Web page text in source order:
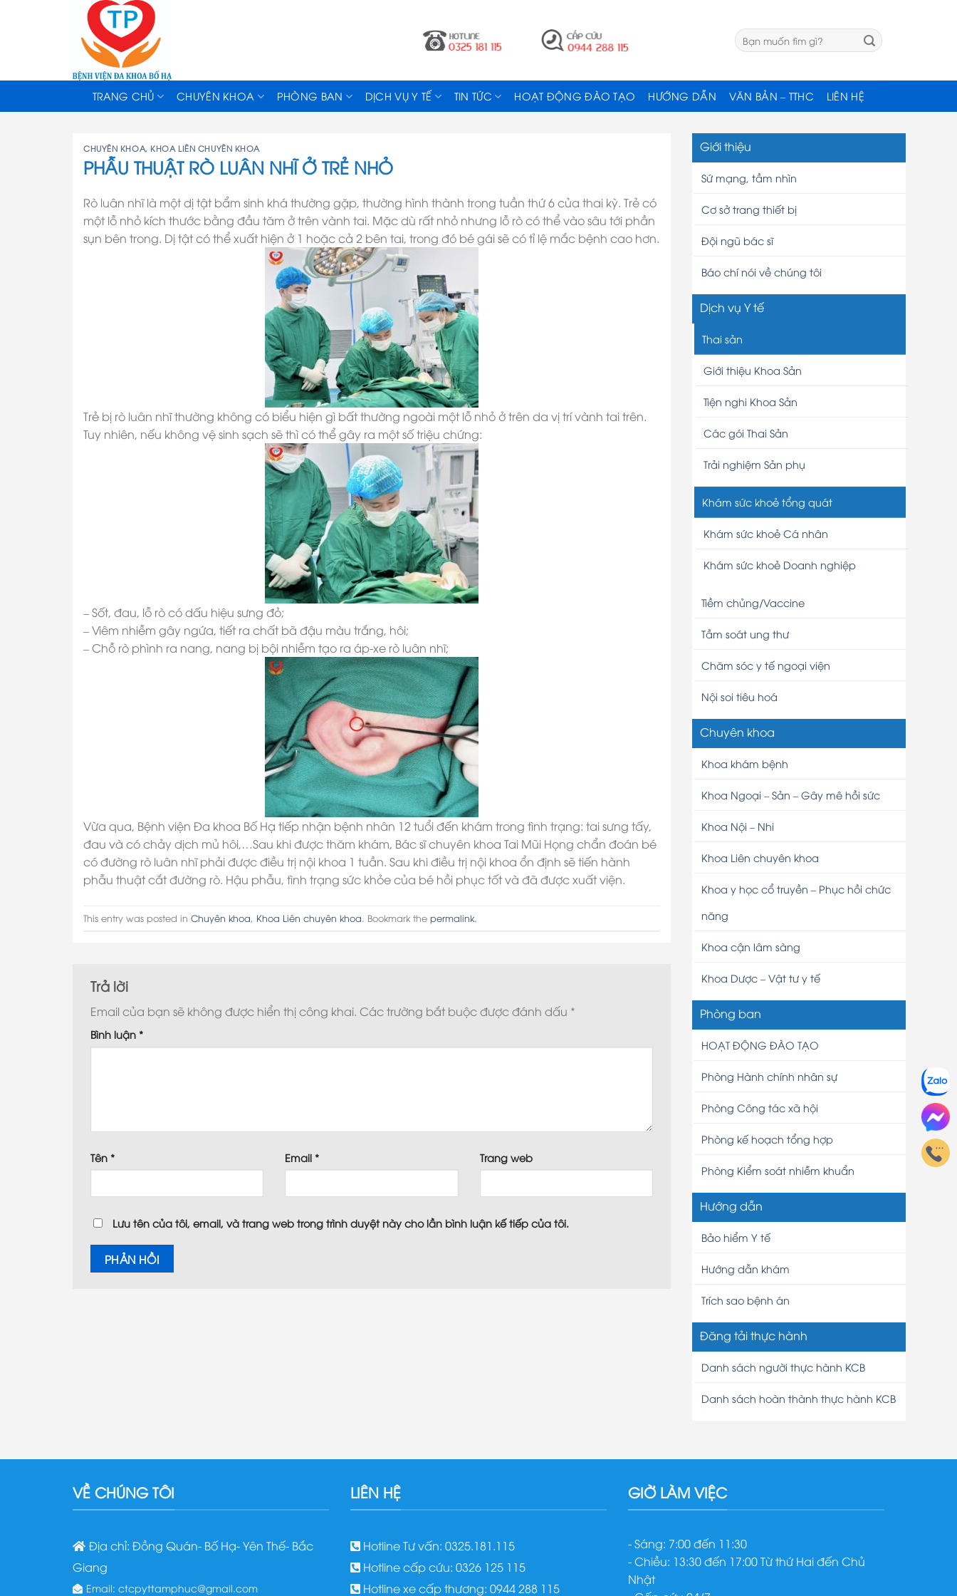
TRANG CHỦ CHUYÊN KHOA PHÒNG BAN DỊCH VỤ Y TẾ TIN TỨC HOẠT ĐỘNG ĐÀO TẠO HƯỚNG DẪN VĂN BẢN – TTHC LIÊN HỆ
CHUYÊN KHOA, KHOA LIÊN CHUYÊN KHOA
PHẪU THUẬT RÒ LUÂN NHĨ Ở TRẺ NHỎ
Rò luân nhĩ là một dị tật bẩm sinh khá thường gặp, thường hình thành trong tuần thứ 6 của thai kỳ. Trẻ có
một lỗ nhỏ kích thước bằng đầu tăm ở trên vành tai. Mặc dù rất nhỏ nhưng lỗ rò có thể vào sâu tới phần
sụn bên trong. Dị tật có thể xuất hiện ở 1 hoặc cả 2 bên tai, trong đó bé gái sẽ có tỉ lệ mắc bệnh cao hơn.
Trẻ bị rò luân nhĩ thường không có biểu hiện gì bất thường ngoài một lỗ nhỏ ở trên da vị trí vành tai trên.
Tuy nhiên, nếu không vệ sinh sạch sẽ thì có thể gây ra một số triệu chứng:
– Sốt, đau, lỗ rò có dấu hiệu sưng đỏ;
– Viêm nhiễm gây ngứa, tiết ra chất bã đậu màu trắng, hôi;
– Chỗ rò phình ra nang, nang bị bội nhiễm tạo ra áp-xe rò luân nhĩ;
Vừa qua, Bệnh viện Đa khoa Bố Hạ tiếp nhận bệnh nhân 12 tuổi đến khám trong tình trạng: tai sưng tấy,
đau và có chảy dịch mủ hôi,…Sau khi được thăm khám, Bác sĩ chuyên khoa Tai Mũi Họng chẩn đoán bé
có đường rò luân nhĩ phải được điều trị nội khoa 1 tuần. Sau khi điều trị nội khoa ổn định sẽ tiến hành
phẫu thuật cắt đường rò. Hậu phẫu, tình trạng sức khỏe của bé hồi phục tốt và đã được xuất viện.
This entry was posted in Chuyên khoa, Khoa Liên chuyên khoa. Bookmark the permalink.
Trả lời
Email của bạn sẽ không được hiển thị công khai. Các trường bắt buộc được đánh dấu *
Bình luận *
Tên * Email * Trang web
Lưu tên của tôi, email, và trang web trong trình duyệt này cho lần bình luận kế tiếp của tôi.
Giới thiệu
Sứ mạng, tầm nhìn
Cơ sở trang thiết bị
Đội ngũ bác sĩ
Báo chí nói về chúng tôi
Dịch vụ Y tế
Thai sản
Giới thiệu Khoa Sản
Tiện nghi Khoa Sản
Các gói Thai Sản
Trải nghiệm Sản phụ
Khám sức khoẻ tổng quát
Khám sức khoẻ Cá nhân
Khám sức khoẻ Doanh nghiệp
Tiềm chủng/Vaccine
Tầm soát ung thư
Chăm sóc y tế ngoại viện
Nội soi tiêu hoá
Chuyên khoa
Khoa khám bệnh
Khoa Ngoại – Sản – Gây mê hồi sức
Khoa Nội – Nhi
Khoa Liên chuyên khoa
Khoa y học cổ truyền – Phục hồi chức
năng
Khoa cận lâm sàng
Khoa Dược – Vật tư y tế
Phòng ban
HOẠT ĐỘNG ĐÀO TẠO
Phòng Hành chính nhân sự
Phòng Công tác xã hội
Phòng kế hoạch tổng hợp
Phòng Kiểm soát nhiễm khuẩn
Hướng dẫn
Bảo hiểm Y tế
Hướng dẫn khám
Trích sao bệnh án
Đăng tải thực hành
Danh sách người thực hành KCB
Danh sách hoàn thành thực hành KCB
VỀ CHÚNG TÔI
Địa chỉ: Đồng Quán- Bố Hạ- Yên Thế- Bắc
Giang
Email: ctcpyttamphuc@gmail.com
LIÊN HỆ
Hotline Tư vấn: 0325.181.115
Hotline cấp cứu: 0326 125 115
Hotline xe cấp thương: 0944 288 115
GIỜ LÀM VIỆC
- Sáng: 7:00 đến 11:30
- Chiều: 13:30 đến 17:00 Từ thứ Hai đến Chủ
Nhật